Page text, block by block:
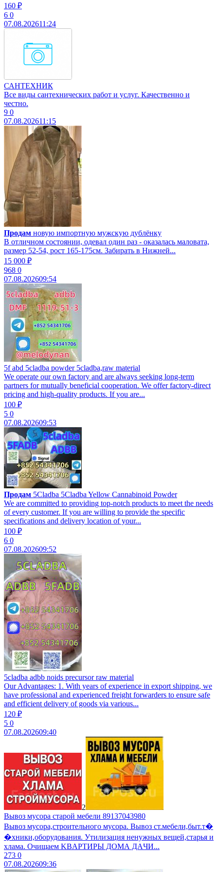
160 ₽
6 0
07.08.202611:24
САНТЕХНИК
Все виды сантехнических работ и услуг. Качественно и
честно.
9 0
07.08.202611:15
Продам новую импортную мужскую дублёнку
В отличном состоянии, одевал один раз - оказалась маловата,
размер 52-54, рост 165-175см. Забирать в Нижней...
15 000 ₽
968 0
07.08.202609:54
5f abd 5cladba powder 5cladba,raw material
We operate our own factory and are always seeking long-term
partners for mutually beneficial cooperation. We offer factory-direct
pricing and high-quality products. If you are...
100 ₽
5 0
07.08.202609:53
Продам 5Cladba 5Cladba Yellow Cannabinoid Powder
We are committed to providing top-notch products to meet the needs
of every customer. If you are willing to provide the specific
specifications and delivery location of your...
100 ₽
6 0
07.08.202609:52
5cladba adbb noids precursor raw material
Our Advantages: 1. With years of experience in export shipping, we
have professional and experienced freight forwarders to ensure safe
and efficient delivery of goods via various...
120 ₽
5 0
07.08.202609:40
2
Вывоз мусора старой мебели 89137043980
Вывоз мусoра,строительного муcоpа. Вывoз ст.мебели,быт.т�
�хники,обopудoвaния. Утилизaция ненужных вещeй,cтаpья и
хлaмa. Очищaем KBАPТИРЫ ДOМА ДAЧИ...
273 0
07.08.202609:36